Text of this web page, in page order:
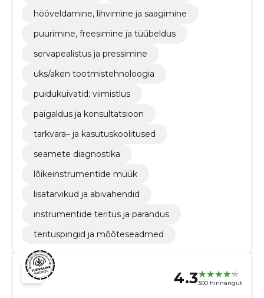
hööveldamine, lihvimine ja saagimine
puurimine, freesimine ja tüübeldus
servapealistus ja pressimine
uks/aken tootmistehnoloogia
puidukuivatid; viimistlus
paigaldus ja konsultatsioon
tarkvara– ja kasutuskoolitused
seamete diagnostika
lõikeinstrumentide müük
lisatarvikud ja abivahendid
instrumentide teritus ja parandus
terituspingid ja mõõteseadmed
4.3300 hinnangut